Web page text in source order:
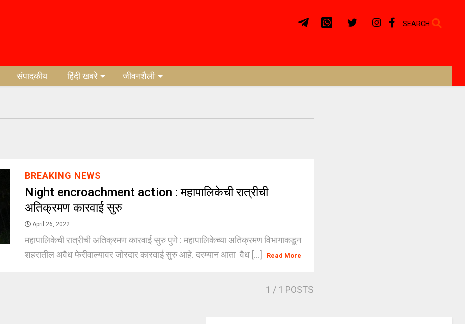
SEARCH
संपादकीय हिंदी खबरे जीवनशैली
BREAKING NEWS
Night encroachment action : महापालिकेची रात्रीची
अतिक्रमण कारवाई सुरु
April 26, 2022
महापालिकेची रात्रीची अतिक्रमण कारवाई सुरु पुणे : महापालिकेच्या अतिक्रमण विभागाकडून
शहरातील अवैध फेरीवाल्यावर जोरदार कारवाई सुरु आहे. दरम्यान आता वैध [...]
Read More
1 / 1 POSTS